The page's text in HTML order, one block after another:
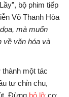
bộ phim tiếp
Võ Thanh Hòa
mà muốn
về văn hóa và
thành một tác
tư chỉn chu,